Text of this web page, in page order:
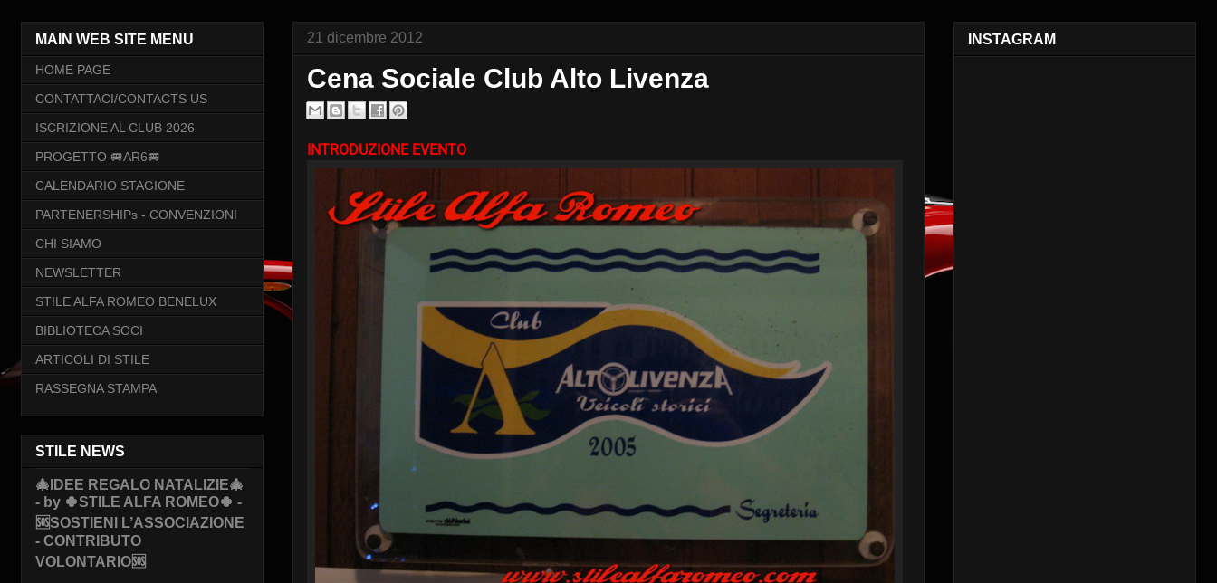
21 dicembre 2012
Cena Sociale Club Alto Livenza
INTRODUZIONE EVENTO
MAIN WEB SITE MENU
HOME PAGE
CONTATTACI/CONTACTS US
ISCRIZIONE AL CLUB 2026
PROGETTO 🚐AR6🚐
CALENDARIO STAGIONE
PARTENERSHIPs - CONVENZIONI
CHI SIAMO
NEWSLETTER
STILE ALFA ROMEO BENELUX
BIBLIOTECA SOCI
ARTICOLI DI STILE
RASSEGNA STAMPA
STILE NEWS
🎄IDEE REGALO NATALIZIE🎄
- by 🍀STILE ALFA ROMEO🍀 -
🆘SOSTIENI L’ASSOCIAZIONE
- CONTRIBUTO
VOLONTARIO🆘
INSTAGRAM